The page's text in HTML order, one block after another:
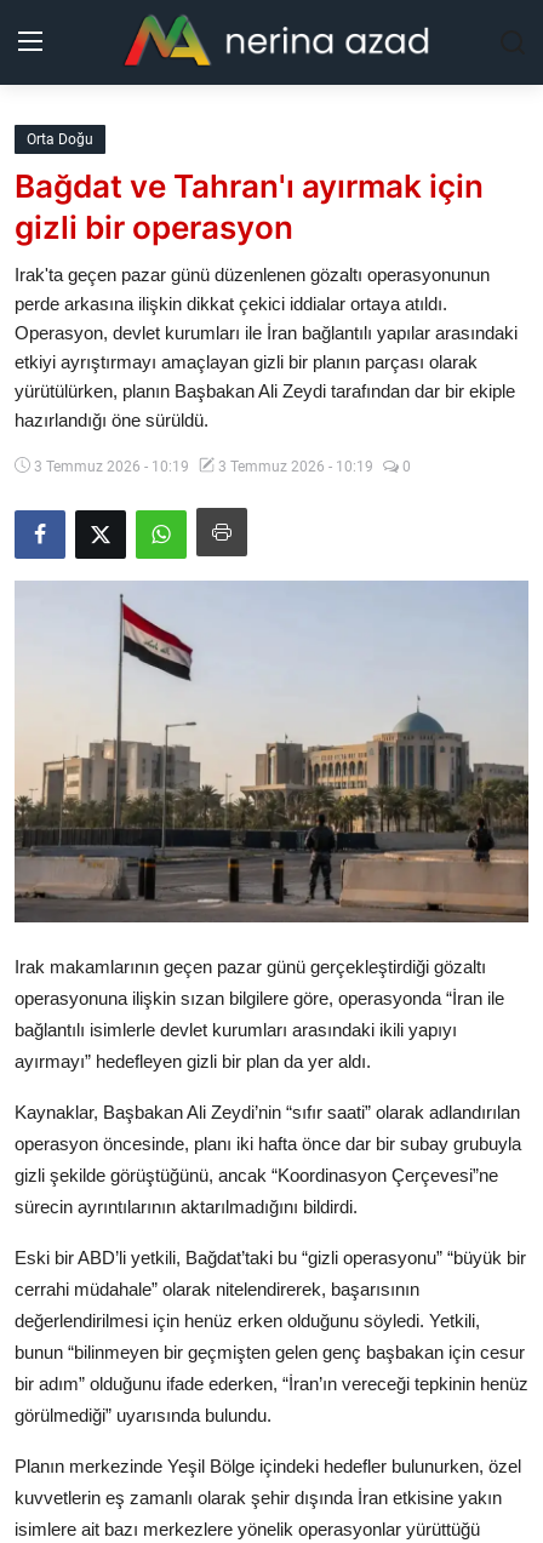
Kurdistan
Bölgeler
Güncel
Analiz
Makaleler
Video
Türkçe Kurdi
Orta Doğu
Bağdat ve Tahran'ı ayırmak için
gizli bir operasyon
Irak'ta geçen pazar günü düzenlenen gözaltı operasyonunun
perde arkasına ilişkin dikkat çekici iddialar ortaya atıldı.
Operasyon, devlet kurumları ile İran bağlantılı yapılar arasındaki
etkiyi ayrıştırmayı amaçlayan gizli bir planın parçası olarak
yürütülürken, planın Başbakan Ali Zeydi tarafından dar bir ekiple
hazırlandığı öne sürüldü.
3 Temmuz 2026 - 10:19 3 Temmuz 2026 - 10:19 0
Irak makamlarının geçen pazar günü gerçekleştirdiği gözaltı
operasyonuna ilişkin sızan bilgilere göre, operasyonda “İran ile
bağlantılı isimlerle devlet kurumları arasındaki ikili yapıyı
ayırmayı” hedefleyen gizli bir plan da yer aldı.
Kaynaklar, Başbakan Ali Zeydi’nin “sıfır saati” olarak adlandırılan
operasyon öncesinde, planı iki hafta önce dar bir subay grubuyla
gizli şekilde görüştüğünü, ancak “Koordinasyon Çerçevesi”ne
sürecin ayrıntılarının aktarılmadığını bildirdi.
Eski bir ABD’li yetkili, Bağdat’taki bu “gizli operasyonu” “büyük bir
cerrahi müdahale” olarak nitelendirerek, başarısının
değerlendirilmesi için henüz erken olduğunu söyledi. Yetkili,
bunun “bilinmeyen bir geçmişten gelen genç başbakan için cesur
bir adım” olduğunu ifade ederken, “İran’ın vereceği tepkinin henüz
görülmediği” uyarısında bulundu.
Planın merkezinde Yeşil Bölge içindeki hedefler bulunurken, özel
kuvvetlerin eş zamanlı olarak şehir dışında İran etkisine yakın
isimlere ait bazı merkezlere yönelik operasyonlar yürüttüğü